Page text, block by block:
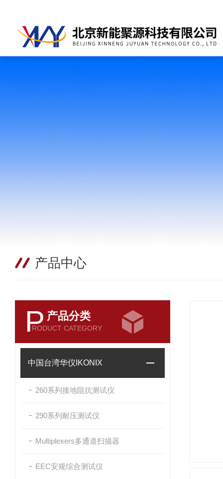
产品中心
P 产品分类
RODUCT CATEGORY
中国台湾华仪IKONIX
260系列接地阻抗测试仪
290系列耐压测试仪
Multiplexers多通道扫描器
EEC安规综合测试仪